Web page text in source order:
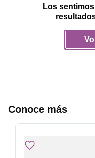
refrigerador
Los
Conoce más